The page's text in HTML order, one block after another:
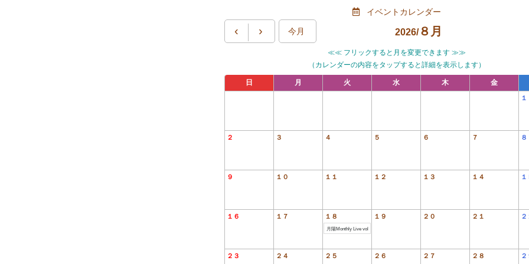
イベントカレンダー
‹ › 今月 2026/８月
≪≪ フリックすると月を変更できます ≫≫
（カレンダーの内容をタップすると詳細を表示します）
日 月 火 水 木 金
１
２ ３ ４ ５ ６ ７ ８
９ １０ １１ １２ １３ １４ １
１６ １７ １８ １９ ２０ ２１ ２
月陽Monthly Live vol
２３ ２４ ２５ ２６ ２７ ２８ ２